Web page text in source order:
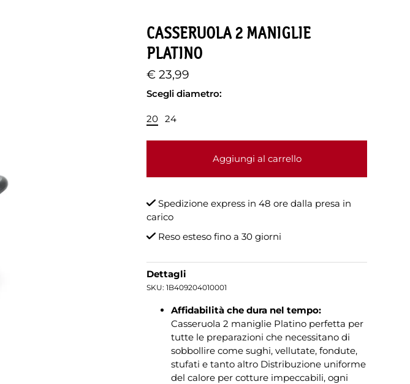
CASSERUOLA 2 MANIGLIE
PLATINO
€ 23,99
Scegli diametro:
20 24
Aggiungi al carrello
Spedizione express in 48 ore dalla presa in
carico
Reso esteso fino a 30 giorni
Dettagli
SKU: 1B409204010001
Affidabilità che dura nel tempo:
Casseruola 2 maniglie Platino perfetta per
tutte le preparazioni che necessitano di
sobbollire come sughi, vellutate, fondute,
stufati e tanto altro Distribuzione uniforme
del calore per cotture impeccabili, ogni